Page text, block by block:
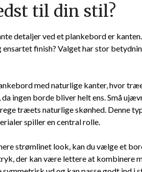
til din stil?
detaljer ved et plankebord er
finish? Valget har stor
med naturlige kanter, hvor
ingen borde bliver helt ens. Små
træets naturlige skønhed. Denne
spiller en central rolle.
strømlinet look, kan du vælge et
der kan være lettere at kombinere